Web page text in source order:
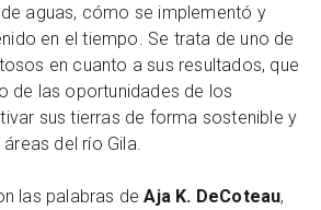
aguas, cómo se implementó y
en el tiempo. Se trata de uno de
en cuanto a sus resultados, que
de las oportunidades de los
sus tierras de forma sostenible y
del río Gila.
las palabras deAja K. DeCoteau,